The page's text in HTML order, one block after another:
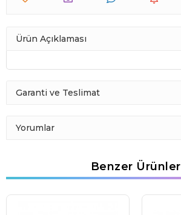
Ürün Açıklaması
Garanti ve Teslimat
Yorumlar
Benzer Ürünler